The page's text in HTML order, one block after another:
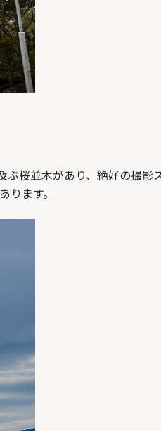
桜並木があり、絶好の撮影
ります。